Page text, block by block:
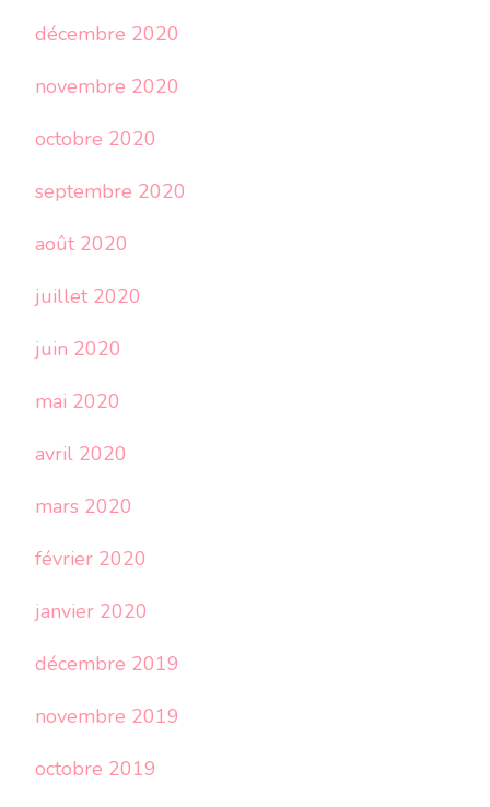
décembre 2020
novembre 2020
octobre 2020
septembre 2020
août 2020
juillet 2020
juin 2020
mai 2020
avril 2020
mars 2020
février 2020
janvier 2020
décembre 2019
novembre 2019
octobre 2019